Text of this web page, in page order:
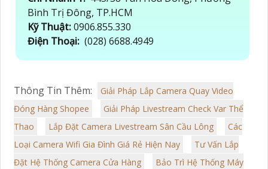
Bình Trị Đông, TP.HCM
Kỹ Thuật:0906.855.330
Điện Thoại: (028) 6688.4949
Thông Tin Thêm:
Giải Pháp Lắp Camera Quay Video
Đóng Hàng Shopee
Giải Pháp Livestream Check Var Thể
Thao
Lắp Đặt Camera Livestream Sân Cầu Lông
Các
Loại Camera Wifi Gia Đình Giá Rẻ Hiện Nay
Tư Vấn Lắp
Đặt Hệ Thống Camera Cửa Hàng
Bảo Trì Hệ Thống Máy